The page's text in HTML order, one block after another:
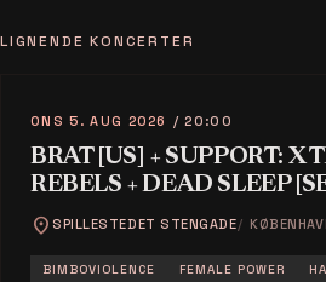
LIGNENDE KONCERTER
ONS 5. AUG 2026 / 20:00
BRAT [US] + SUPPORT: X
REBELS + DEAD SLEEP
location_on SPILLESTEDET STENGADE
BIMBOVIOLENCE FEMALE POWER